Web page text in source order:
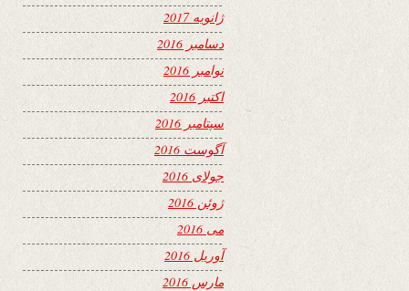
ژانویه 2017
دسامبر 2016
نوامبر 2016
اکتبر 2016
سپتامبر 2016
آگوست 2016
جولای 2016
ژوئن 2016
می 2016
آوریل 2016
مارس 2016